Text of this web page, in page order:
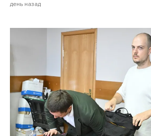
день назад